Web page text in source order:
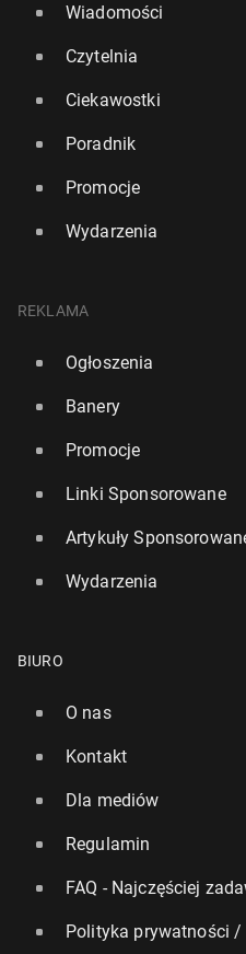
Wiadomości
Czytelnia
Ciekawostki
Poradnik
Promocje
Wydarzenia
REKLAMA
Ogłoszenia
Banery
Promocje
Linki Sponsorowane
Artykuły
Wydarzenia
BIURO
O nas
Kontakt
Dla mediów
Regulamin
FAQ - Najczęściej
Polityka prywatności /